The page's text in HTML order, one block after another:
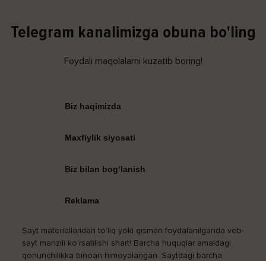
Telegram kanalimizga obuna bo'ling
Foydali maqolalarni kuzatib boring!
Biz haqimizda
Maxfiylik siyosati
Biz bilan bog‘lanish
Reklama
Sayt materiallaridan to‘liq yoki qisman foydalanilganda veb-
sayt manzili ko‘rsatilishi shart! Barcha huquqlar amaldagi
qonunchilikka binoan himoyalangan. Saytdagi barcha